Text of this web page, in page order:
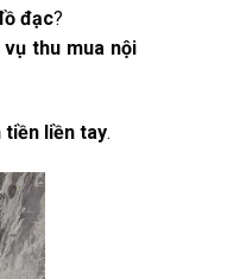
đạc?
vụ thu mua nội
tiền liền tay.